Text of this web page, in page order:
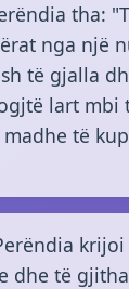
tha:
nga një
të gjalla
lart mbi
të
dhe të